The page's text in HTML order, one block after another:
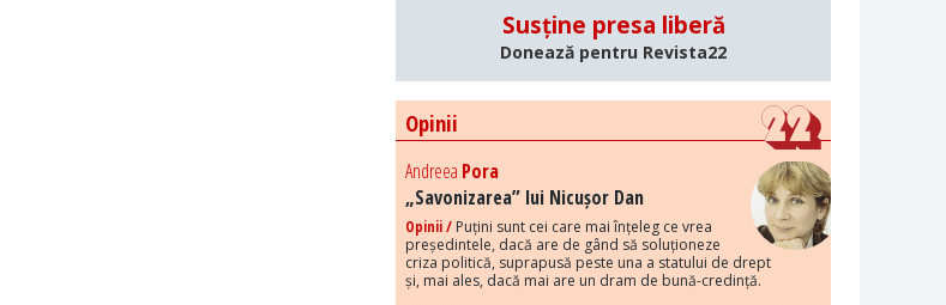
Susține presa liberă
Donează pentru Revista22
Opinii
Andreea Pora
„Savonizarea” lui Nicușor Dan
Opinii / Puțini sunt cei care mai înțeleg ce vrea
președintele, dacă are de gând să soluționeze
criza politică, suprapusă peste una a statului de drept
și, mai ales, dacă mai are un dram de bună-credință.